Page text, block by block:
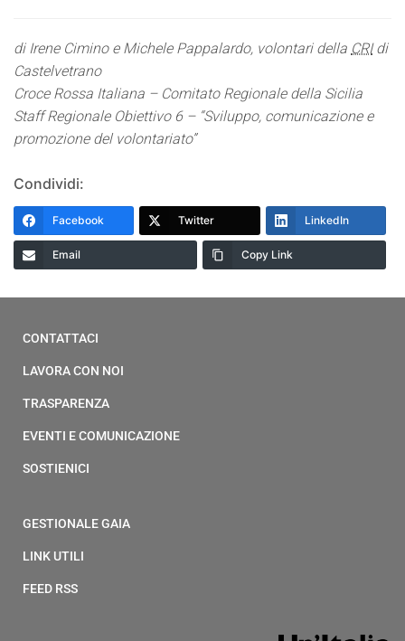
di Irene Cimino e Michele Pappalardo, volontari della CRIdi
Castelvetrano
Croce Rossa Italiana – Comitato Regionale della Sicilia
Staff Regionale Obiettivo 6 – “Sviluppo, comunicazione e
promozione del volontariato”
Condividi:
Facebook Twitter LinkedIn
Email Copy Link
CONTATTACI
LAVORA CON NOI
TRASPARENZA
EVENTI E COMUNICAZIONE
SOSTIENICI
GESTIONALE GAIA
LINK UTILI
FEED RSS